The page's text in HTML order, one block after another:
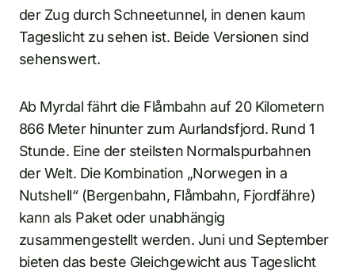
der Zug durch Schneetunnel, in denen kaum
Tageslicht zu sehen ist. Beide Versionen sind
sehenswert.
Ab Myrdal fährt die Flåmbahn auf 20 Kilometern
866 Meter hinunter zum Aurlandsfjord. Rund 1
Stunde. Eine der steilsten Normalspurbahnen
der Welt. Die Kombination „Norwegen in a
Nutshell“ (Bergenbahn, Flåmbahn, Fjordfähre)
kann als Paket oder unabhängig
zusammengestellt werden. Juni und September
bieten das beste Gleichgewicht aus Tageslicht